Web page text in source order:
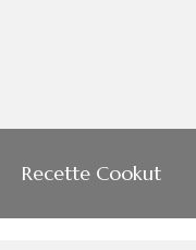
Recette Cookut